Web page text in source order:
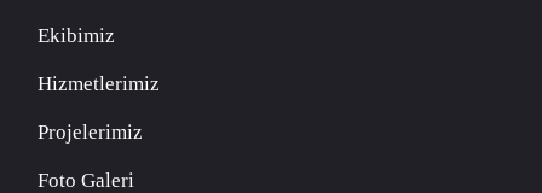
Ekibimiz
Hizmetlerimiz
Projelerimiz
Foto Galeri